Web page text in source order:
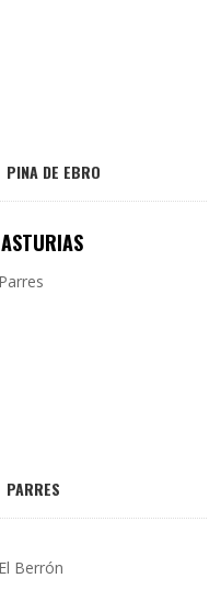
PINA DE EBRO
ASTURIAS
PARRES